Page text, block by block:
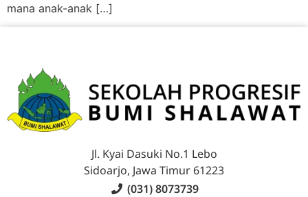
mana anak-anak […]
Jl. Kyai Dasuki No.1 Lebo
Sidoarjo, Jawa Timur 61223
(031) 8073739